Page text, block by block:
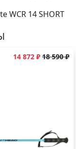
WCR 14 SHORT
14 872 ₽ 18 590 ₽